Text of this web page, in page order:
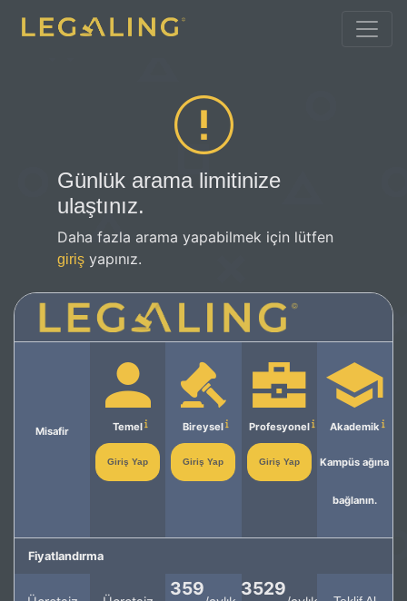
Günlük arama limitinize
ulaştınız.
Daha fazla arama yapabilmek için lütfen
giriş yapınız.
Misafir Temel
Giriş Yap
Bireysel
Giriş Yap
Profesyonel
Giriş Yap
Akademik
Kampüs ağına
bağlanın.
Fiyatlandırma
359
3529